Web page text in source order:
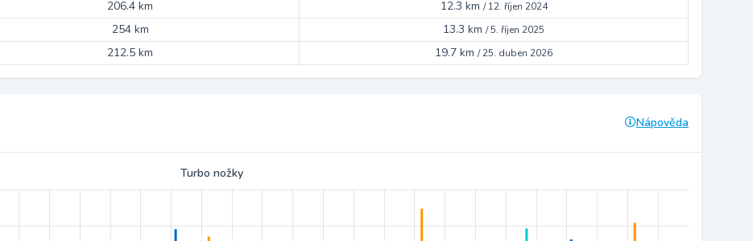
206.4 km 12.3 km /12. říjen 2024
254 km 13.3 km /5. říjen 2025
212.5 km 19.7 km /25. duben 2026
Nápověda
Turbo nožky